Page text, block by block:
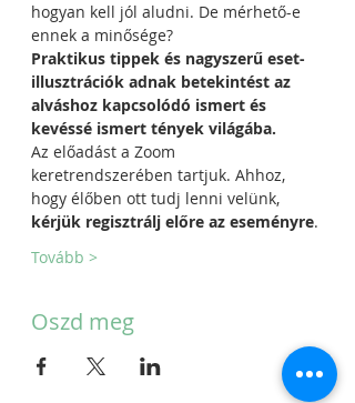
hogyan kell jól aludni. De mérhető-e
ennek a minősége?
Praktikus tippek és nagyszerű eset-
illusztrációk adnak betekintést az
alváshoz kapcsolódó ismert és
kevéssé ismert tények világába.
Az előadást a Zoom
keretrendszerében tartjuk. Ahhoz,
hogy élőben ott tudj lenni velünk,
kérjük regisztrálj előre az eseményre.
Tovább >
Oszd meg